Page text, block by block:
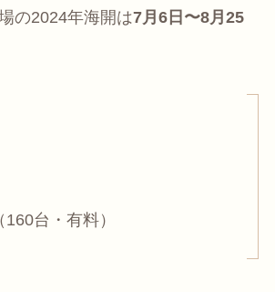
の2024年海開は7月6日〜8月25
160台・有料）